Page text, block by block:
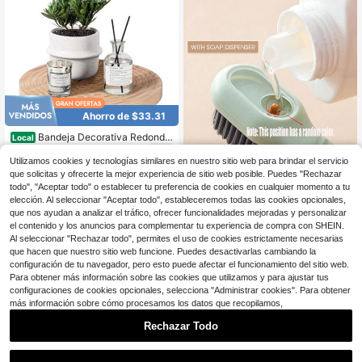
Ahorro de $33.31
Local Bandeja Decorativa Redonda
Estilo Granja para Decoración de B
año, Organizador de Madera para E
ncimera de Cocina para Perfume, V
ela, Planta, 11 Pulgadas
$33
-50%
Envío gratis
1 pieza Cepillo multifuncional para
zapatos con dispensador de jabón,
herramienta de limpieza líquida rec
argable para zapatos, ropa y limpie
za de cocina, cepillo de cerdas sua
ves para zapatos, cepillo para zapa
tos sin lavado, cepillo de limpieza d
e zapatos. Nota: Durante el embalaj
e y transporte, el producto puede te
ner arañazos, ligero desgaste, rasp
aduras, pintura descascarada, man
Clientes habituales
Solo quedan 1
Clientes habituales
Solo quedan 1
Clientes habituales
Solo quedan 1
Clientes habituales
Solo quedan 1
$2.60 -10%
2Hay otros vendedores
1
Utilizamos cookies y tecnologías similares en nuestro sitio web para brindar el servicio
que solicitas y ofrecerte la mejor experiencia de sitio web posible. Puedes "Rechazar
todo", "Aceptar todo" o establecer tu preferencia de cookies en cualquier momento a tu
elección. Al seleccionar "Aceptar todo", estableceremos todas las cookies opcionales,
que nos ayudan a analizar el tráfico, ofrecer funcionalidades mejoradas y personalizar
el contenido y los anuncios para complementar tu experiencia de compra con SHEIN.
Al seleccionar "Rechazar todo", permites el uso de cookies estrictamente necesarias
que hacen que nuestro sitio web funcione. Puedes desactivarlas cambiando la
configuración de tu navegador, pero esto puede afectar el funcionamiento del sitio web.
Para obtener más información sobre las cookies que utilizamos y para ajustar tus
configuraciones de cookies opcionales, selecciona "Administrar cookies". Para obtener
más información sobre cómo procesamos los datos que recopilamos,
Rechazar Todo